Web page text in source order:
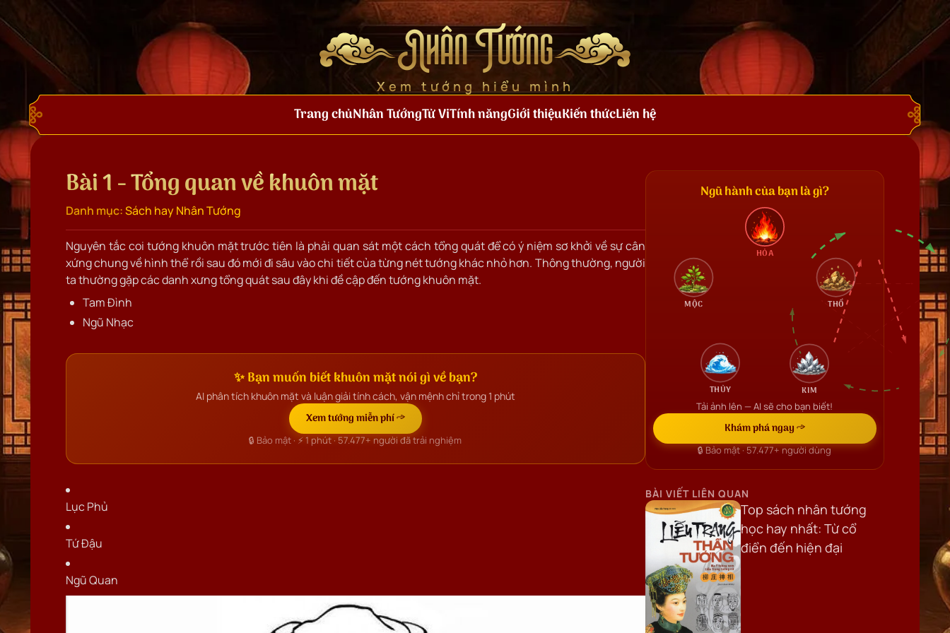
Nhân Tướng
Xem tướng hiểu mình
Trang chủNhân TướngTử ViTính năngGiới thiệuKiến thứcLiên hệ
Bài 1 - Tổng quan về khuôn mặt
Danh mục:Sách hay Nhân Tướng
Nguyên tắc coi tướng khuôn mặt trước tiên là phải quan sát một cách tổng quát để có ý niệm sơ khởi về sự cân
xứng chung về hình thể rồi sau đó mới đi sâu vào chi tiết của từng nét tướng khác nhỏ hơn. Thông thường, người
ta thường gặp các danh xưng tổng quát sau đây khi đề cập đến tướng khuôn mặt.
Tam Đình
Ngũ Nhạc
✨ Bạn muốn biết khuôn mặt nói gì về bạn?
AI phân tích khuôn mặt và luận giải tính cách, vận mệnh chỉ trong 1 phút
Xem tướng miễn phí →
🔒 Bảo mật · ⚡ 1 phút · 57.477+ người đã trải nghiệm
Lục Phủ
Tứ Đậu
Ngũ Quan
Ngũ hành của bạn là gì?
HỎA
THỔ
KIM
THỦY
MỘC
Tải ảnh lên — AI sẽ cho bạn biết!
Khám phá ngay →
🔒 Bảo mật ·57.477+người dùng
BÀI VIẾT LIÊN QUAN
Top sách nhân tướng
học hay nhất: Từ cổ
điển đến hiện đại